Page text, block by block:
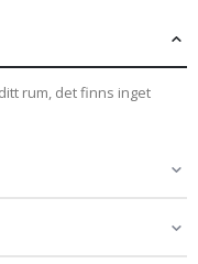
rum, det finns inget